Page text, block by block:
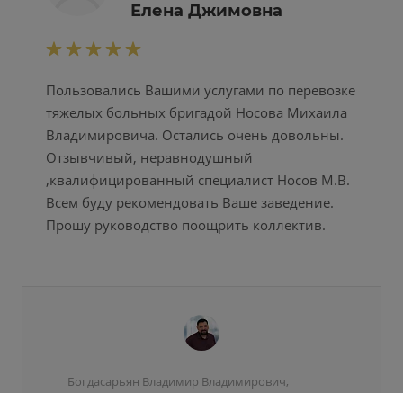
Елена Джимовна
Пользовались Вашими услугами по перевозке
тяжелых больных бригадой Носова Михаила
Владимировича. Остались очень довольны.
Отзывчивый, неравнодушный
,квалифицированный специалист Носов М.В.
Всем буду рекомендовать Ваше заведение.
Прошу руководство поощрить коллектив.
Богдасарьян Владимир Владимирович,